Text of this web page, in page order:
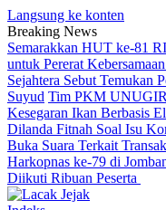
Langsung ke konten
Breaking News
Semarakkan HUT ke-81
untuk Pererat
Sejahtera Sebut Temukan
Suyud Tim PKM
Kesegaran Ikan Berbasis
Dilanda Fitnah Soal Isu
Buka Suara Terkait
Harkopnas ke-79 di
Diikuti Ribuan Peserta